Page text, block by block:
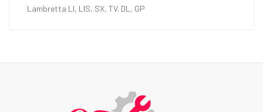
Lambretta LI, LIS, SX, TV. DL, GP